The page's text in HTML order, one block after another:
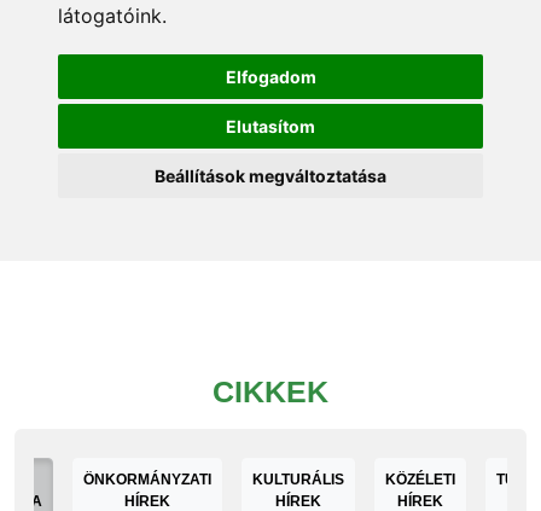
látogatóink.
Elfogadom
Elutasítom
Beállítások megváltoztatása
CIKKEK
ÖNKORMÁNYZATI
HÍREK
KULTURÁLIS
HÍREK
KÖZÉLETI
HÍREK